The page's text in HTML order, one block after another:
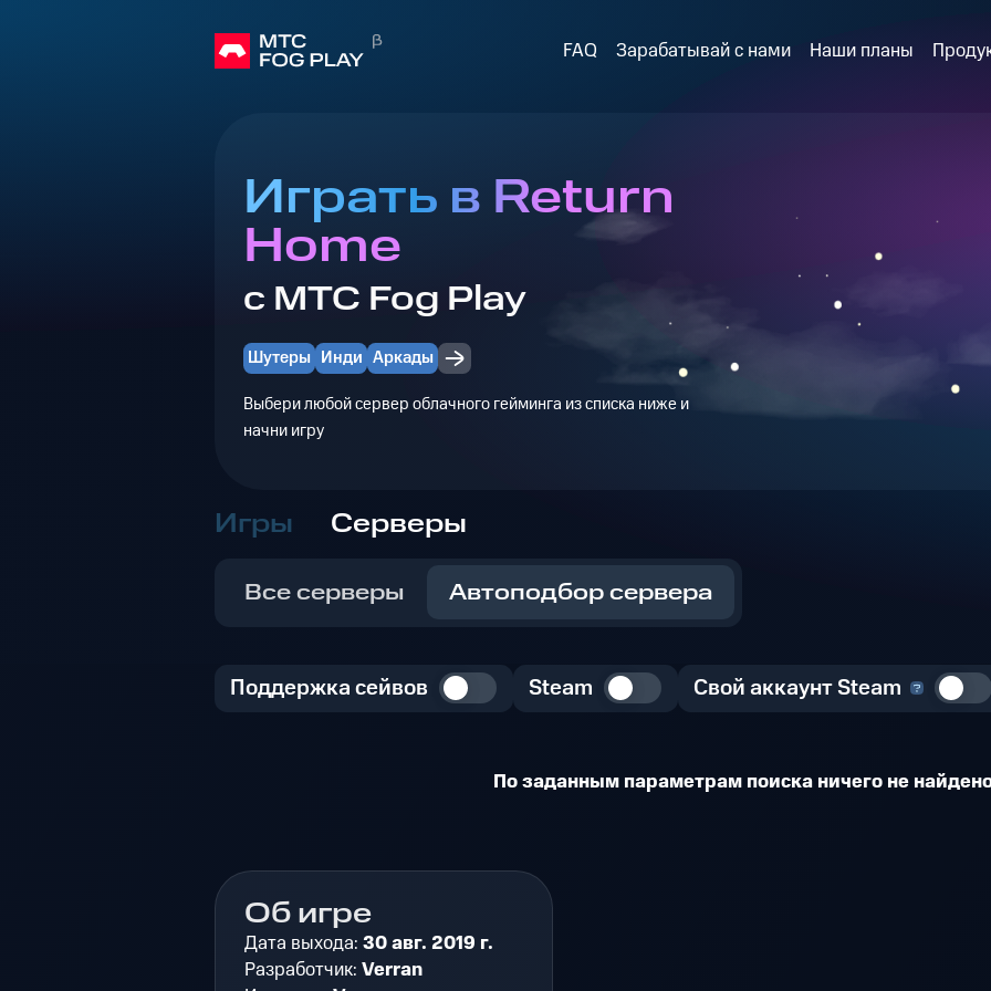
FAQ Зарабатывай с нами Наши планы
Играть в Return
Home
с МТС Fog Play
Шутеры Инди Аркады
Выбери любой сервер облачного гейминга из списка ниже и
начни игру
Игры Серверы
Все серверы Автоподбор сервера
Поддержка сейвов Steam Свой аккаунт Steam
По заданным параметрам поиска ничего не
Об игре
Дата выхода: 30 авг. 2019 г.
Разработчик: Verran